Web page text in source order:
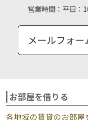
営業時間： 平日：
お部屋を借りる
各地域の賃貸のお部屋